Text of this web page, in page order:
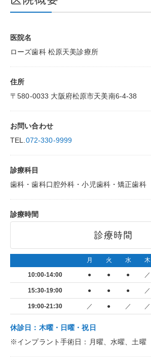
医院名
ローズ歯科 松原天美診療所
住所
〒580-0033 大阪府松原市天美南6-4-38
お問い合わせ
TEL. 072-330-9999
診療科目
歯科・歯科口腔外科・小児歯科・矯正歯科
診療時間
診療時間
月 火 水 木
10:00-14:00 ● ● ● ／
15:30-19:00 ● ● ● ／
19:00-21:30 ／ ● ／ ／
休診日：木曜・日曜・祝日
※インプラント手術日：月曜、水曜、土曜